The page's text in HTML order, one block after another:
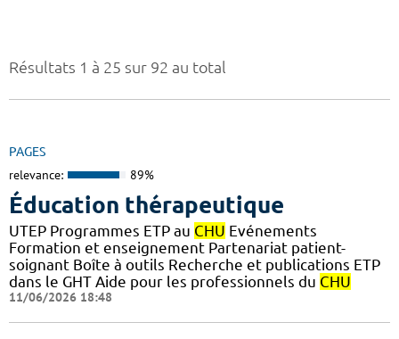
Résultats 1 à 25 sur 92 au total
PAGES
relevance: 89%
Éducation thérapeutique
UTEP Programmes ETP au CHU Evénements
Formation et enseignement Partenariat patient-
soignant Boîte à outils Recherche et publications ETP
dans le GHT Aide pour les professionnels du CHU
11/06/2026 18:48